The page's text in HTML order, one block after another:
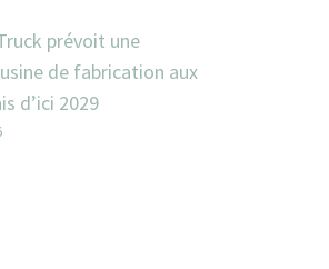
prévoit une
de fabrication aux
d’ici 2029